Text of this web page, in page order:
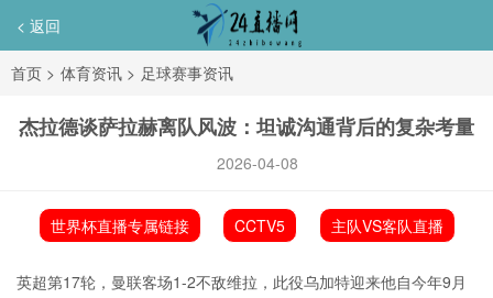
< 返回
首页 > 体育资讯 > 足球赛事资讯
杰拉德谈萨拉赫离队风波：坦诚沟通背后的复杂考量
2026-04-08
世界杯直播专属链接 CCTV5 主队VS客队直播
英超第17轮，曼联客场1-2不敌维拉，此役乌加特迎来他自今年9月